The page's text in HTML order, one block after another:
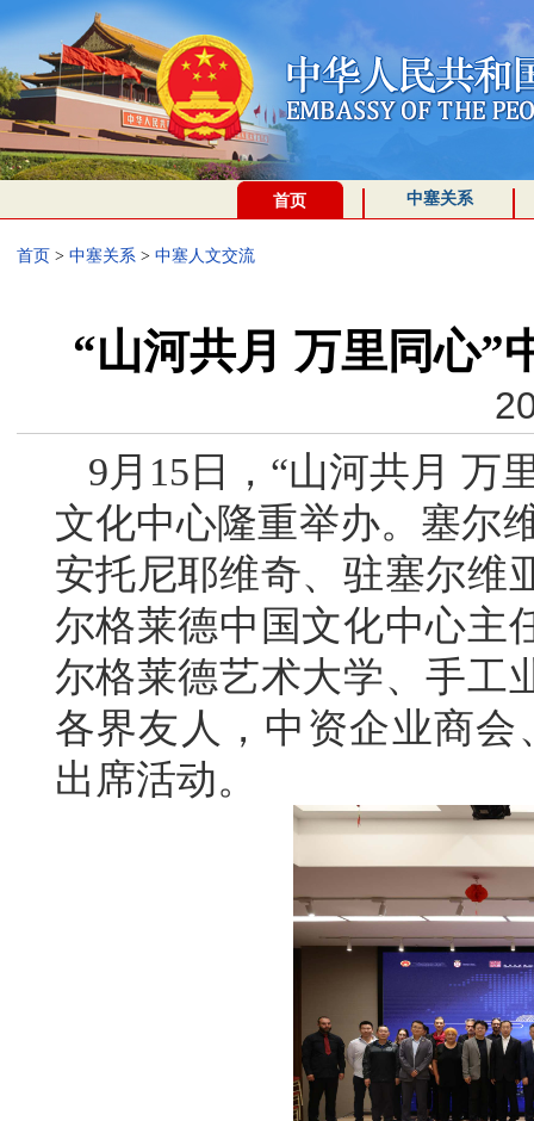
首页 中塞关系
首页 > 中塞关系> 中塞人文交流
“山河共月 万里同心”
9月15日，“山河共月 万
文化中心隆重举办。塞尔
安托尼耶维奇、驻塞尔维
尔格莱德中国文化中心主
尔格莱德艺术大学、手工
各界友人，中资企业商
出席活动。